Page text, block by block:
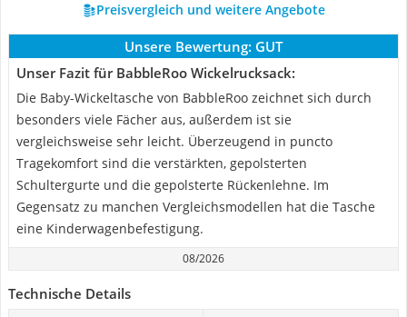
Preisvergleich und weitere Angebote
Unsere Bewertung: GUT
Unser Fazit für BabbleRoo Wickelrucksack:
Die Baby-Wickeltasche von BabbleRoo zeichnet sich durch
besonders viele Fächer aus, außerdem ist sie
vergleichsweise sehr leicht. Überzeugend in puncto
Tragekomfort sind die verstärkten, gepolsterten
Schultergurte und die gepolsterte Rückenlehne. Im
Gegensatz zu manchen Vergleichsmodellen hat die Tasche
eine Kinderwagenbefestigung.
08/2026
Technische Details